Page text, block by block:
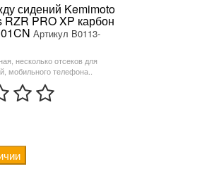
сидений Kemimoto
RZR PRO XP карбон
Артикул B0113-
несколько отсеков для
мобильного телефона..